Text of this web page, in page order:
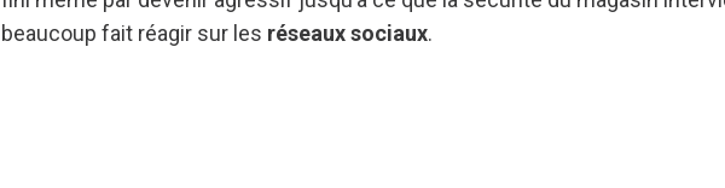
beaucoup fait réagir sur les réseaux sociaux.